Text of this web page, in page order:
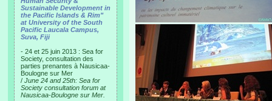
Sustainable Development in
the Pacific Islands & Rim"
at University of the South
Pacific Laucala Campus,
Suva, Fiji
- 24 et 25 juin 2013 : Sea for
Society, consultation des
parties prenantes à Nausicaa-
Boulogne sur Mer
/ June 24 and 25th: Sea for
Society consultation forum at
Nausicaa-Boulogne sur Mer.